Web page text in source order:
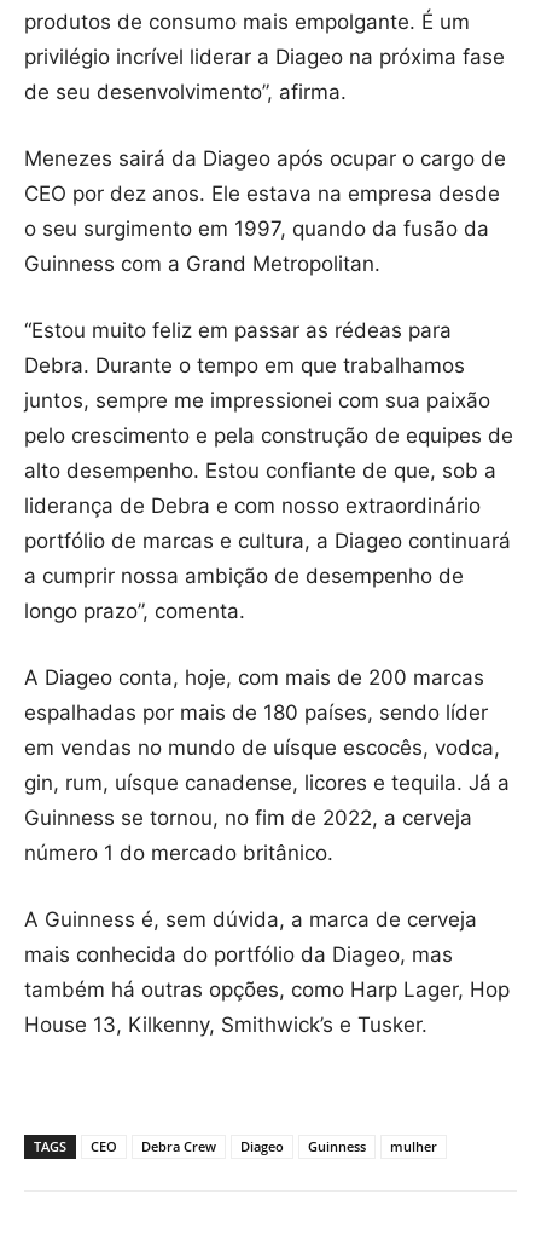
produtos de consumo mais empolgante. É um
privilégio incrível liderar a Diageo na próxima fase
de seu desenvolvimento”, afirma.
Menezes sairá da Diageo após ocupar o cargo de
CEO por dez anos. Ele estava na empresa desde
o seu surgimento em 1997, quando da fusão da
Guinness com a Grand Metropolitan.
“Estou muito feliz em passar as rédeas para
Debra. Durante o tempo em que trabalhamos
juntos, sempre me impressionei com sua paixão
pelo crescimento e pela construção de equipes de
alto desempenho. Estou confiante de que, sob a
liderança de Debra e com nosso extraordinário
portfólio de marcas e cultura, a Diageo continuará
a cumprir nossa ambição de desempenho de
longo prazo”, comenta.
A Diageo conta, hoje, com mais de 200 marcas
espalhadas por mais de 180 países, sendo líder
em vendas no mundo de uísque escocês, vodca,
gin, rum, uísque canadense, licores e tequila. Já a
Guinness se tornou, no fim de 2022, a cerveja
número 1 do mercado britânico.
A Guinness é, sem dúvida, a marca de cerveja
mais conhecida do portfólio da Diageo, mas
também há outras opções, como Harp Lager, Hop
House 13, Kilkenny, Smithwick’s e Tusker.
TAGS CEO Debra Crew Diageo Guinness mulher